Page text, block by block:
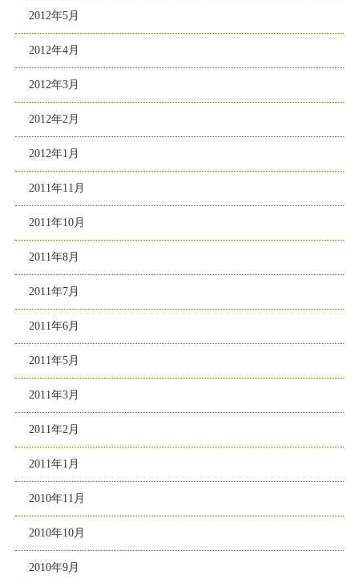
2012年5月
2012年4月
2012年3月
2012年2月
2012年1月
2011年11月
2011年10月
2011年8月
2011年7月
2011年6月
2011年5月
2011年3月
2011年2月
2011年1月
2010年11月
2010年10月
2010年9月